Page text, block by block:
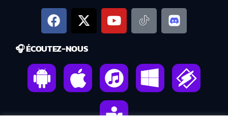
🎧 ÉCOUTEZ-NOUS